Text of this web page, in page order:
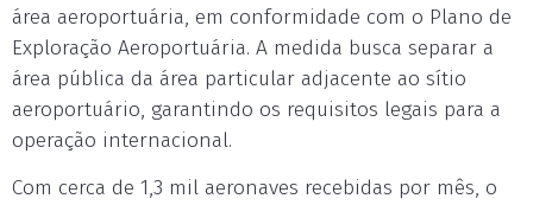
área aeroportuária, em conformidade com o Plano de
Exploração Aeroportuária. A medida busca separar a
área pública da área particular adjacente ao sítio
aeroportuário, garantindo os requisitos legais para a
operação internacional.
Com cerca de 1,3 mil aeronaves recebidas por mês, o